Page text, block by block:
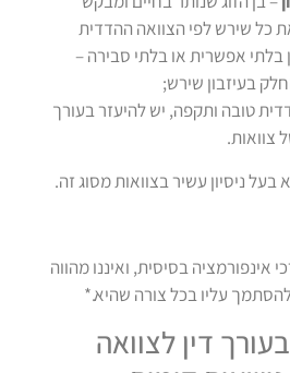
כל שירש לפי הצוואה ההדדית
בלתי אפשרית או בלתי סבירה –
בעיזבון שירש;
טובה ותקפה, יש להיעזר בעורך
צוואות.
בעל ניסיון עשיר בצוואות מסוג זה.
אינפורמציה בסיסית, ואיננו מהווה
להסתמך עליו בכל צורה שהיא.*
דין לצוואה